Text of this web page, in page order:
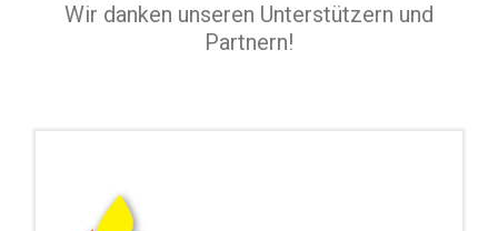
Wir danken unseren Unterstützern und
Partnern!